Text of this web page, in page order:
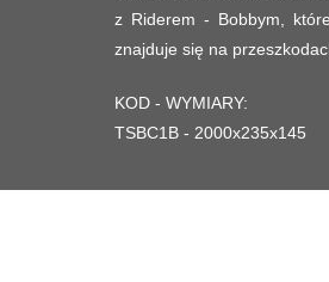
z Riderem - Bobbym,
znajduje się na
KOD - WYMIARY:
TSBC1B - 2000x235x145